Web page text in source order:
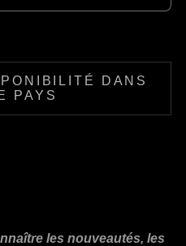
DANS
PAYS
les nouveautés, les